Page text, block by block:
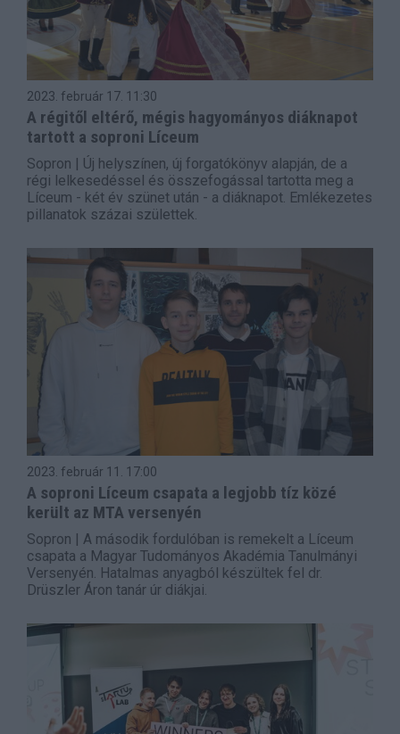
2023. február 17. 11:30
A régitől eltérő, mégis hagyományos diáknapot
tartott a soproni Líceum
Sopron | Új helyszínen, új forgatókönyv alapján, de a
régi lelkesedéssel és összefogással tartotta meg a
Líceum - két év szünet után - a diáknapot. Emlékezetes
pillanatok százai születtek.
2023. február 11. 17:00
A soproni Líceum csapata a legjobb tíz közé
került az MTA versenyén
Sopron | A második fordulóban is remekelt a Líceum
csapata a Magyar Tudományos Akadémia Tanulmányi
Versenyén. Hatalmas anyagból készültek fel dr.
Drüszler Áron tanár úr diákjai.